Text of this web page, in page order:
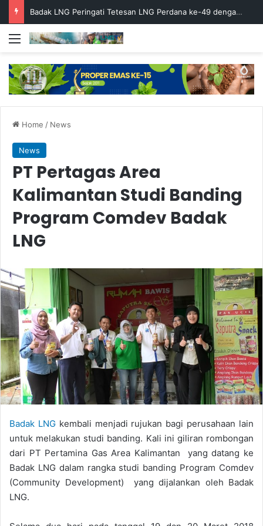
Badak LNG Peringati Tetesan LNG Perdana ke-49 dengan Doa Bersama
Menu
Home / News
News
PT Pertagas Area
Kalimantan Studi Banding
Program Comdev Badak
LNG
Badak LNGkembali menjadi rujukan bagi perusahaan lain
untuk melakukan studi banding. Kali ini giliran rombongan
dari PT Pertamina Gas Area Kalimantan yang datang ke
Badak LNG dalam rangka studi banding Program Comdev
(Community Development) yang dijalankan oleh Badak
LNG.